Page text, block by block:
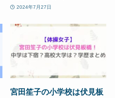
2024年7月27日
宮田笙子の小学校は伏見板